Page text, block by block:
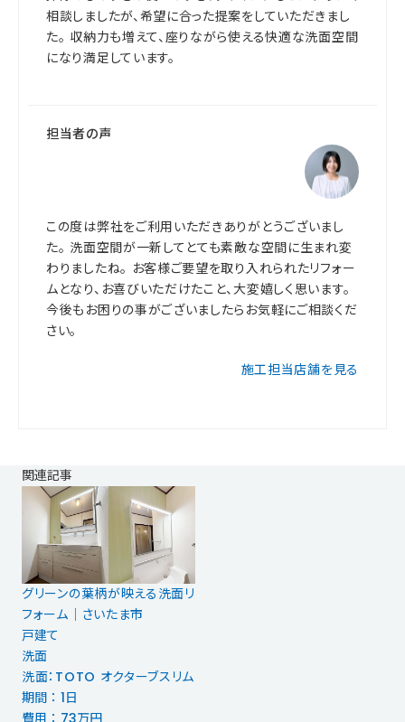
相談しましたが、希望に合った提案をしていただきまし
た。 収納力も増えて、座りながら使える快適な洗面空間
になり満足しています。
担当者の声
この度は弊社をご利用いただきありがとうございまし
た。 洗面空間が一新してとても素敵な空間に生まれ変
わりましたね。 お客様ご要望を取り入れられたリフォー
ムとなり、お喜びいただけたこと、大変嬉しく思います。
今後もお困りの事がございましたらお気軽にご相談くだ
さい。
施工担当店舗を見る
関連記事
グリーンの葉柄が映える洗面リ
フォーム｜さいたま市
戸建て
洗面
洗面：TOTO オクターブスリム
期間 ： 1日
費用 ： 73万円